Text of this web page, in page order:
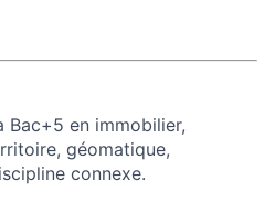
Bac+5 en immobilier,
géomatique,
connexe.